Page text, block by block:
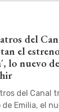
del
el
lo nuevo
del Canal
Emilia, el